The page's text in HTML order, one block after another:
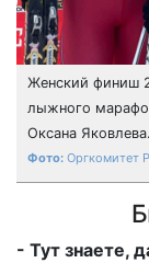
Женский финиш
лыжного
Оксана Яковлева.
Оргкомитет
- Тут знаете,